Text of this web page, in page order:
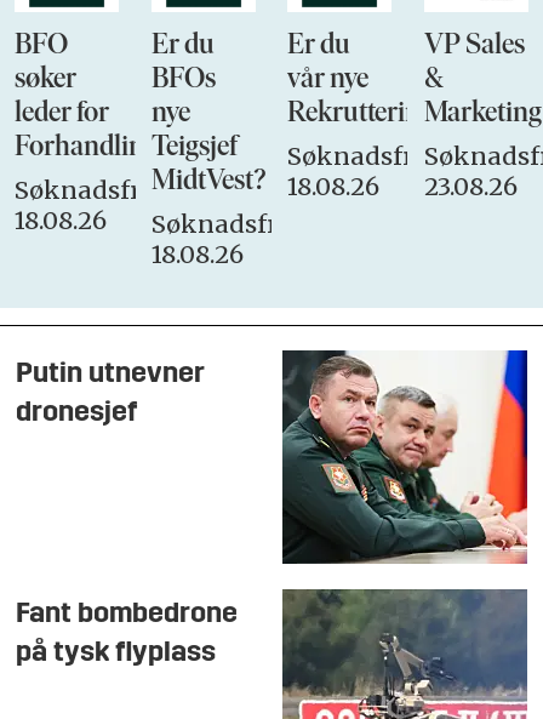
BFO
søker
leder for
Forhandlingsutvalget
Søknadsfrist:
18.08.26
Er du
BFOs
nye
Teigsjef
MidtVest?
Søknadsfrist:
18.08.26
Er du
vår nye
Søknadsfrist:
18.08.26
VP Sales
&
Marketing
23.08.26
Putin utnevner
dronesjef
Fant bombedrone
på tysk flyplass